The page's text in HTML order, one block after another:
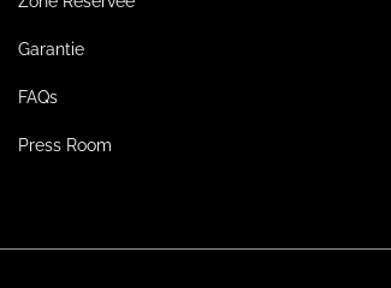
Garantie
FAQs
Press Room